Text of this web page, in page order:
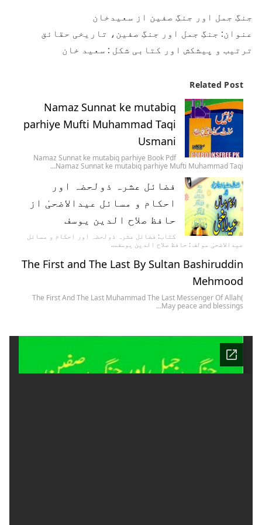
جنگِ جمل اور جنگِ صفین از سعیدخان
عنوان: جنگِ جمل اور جنگِ صفین، تاریخی حقائق
ترتیب و پیشکش اور کتابی شکل : سعید خان
Related Post
Namaz Sunnat ke mutabiq
parhiye Mufti Muhammad Taqi
Usmani
Namaz Sunnat ke mutabiq parhiye Book Pdf
Namaz Sunnat ke mutabiq parhiye Mufti Muhammad Taqi…
فضائل عشرہ ذولحضہ اور
احکام و مسائل عیدالاضحیٰ از
حافظ صلاح الدین یوسف
کتاب: فضائل عشرہ ذولحضہ اور احکام و مسائل
عیدالاضحیٰ مولف : حافظ صلاح الدین یوسف…
The First and The Last By Sultan Bashiruddin
Mehmood
The First And The Last Muhammad The Last Messenger Of Allah(
May peace and blessings…